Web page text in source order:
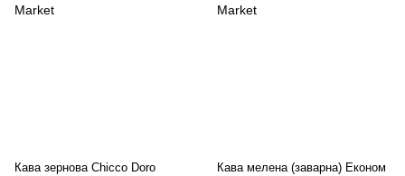
Кава зернова Chicco Doro
Кава мелена (заварна) Економ